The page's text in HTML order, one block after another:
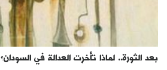
بعد الثورة.. لماذا تأخرت العدالة في السودان؟